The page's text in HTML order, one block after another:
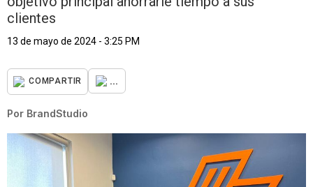
clientes
13 de mayo de 2024 - 3:25 PM
COMPARTIR ...
Por BrandStudio